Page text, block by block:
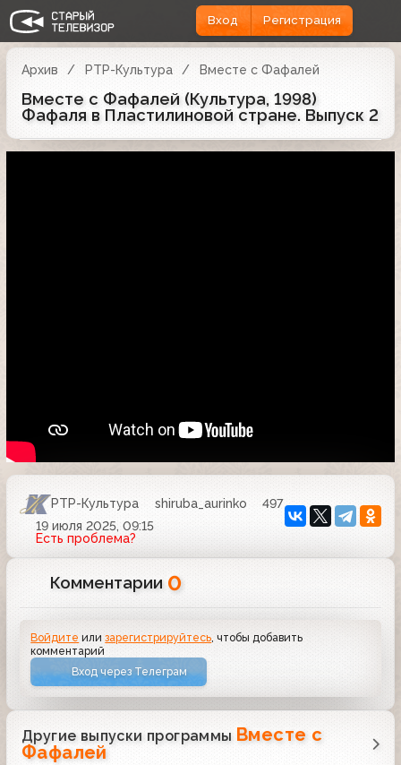
Вход Регистрация
Архив РТР-Культура Вместе с Фафалей
Вместе с Фафалей (Культура, 1998)
Фафаля в Пластилиновой стране. Выпуск 2
РТР-Культура shiruba_aurinko
497
19 июля 2025, 09:15
Есть проблема?
Комментарии 0
Войдите илизарегистрируйтесь , чтобы добавить
комментарий
Вход через Телеграм
Другие выпуски программы Вместе с
Фафалей